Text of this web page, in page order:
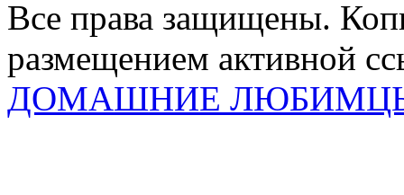
Все права защищены.
размещением активной
ДОМАШНИЕ